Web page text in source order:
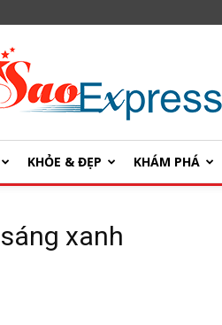
SaoExpress
KHỎE & ĐẸP KHÁM PHÁ
xanh